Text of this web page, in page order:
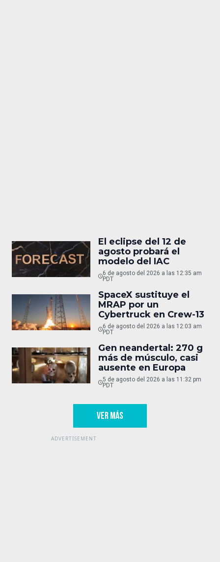
El eclipse del 12 de
agosto probará el
modelo del IAC
6 de agosto del 2026 a las 12:35 am
PDT
SpaceX sustituye el
MRAP por un
Cybertruck en Crew-13
6 de agosto del 2026 a las 12:03 am
PDT
Gen neandertal: 270 g
más de músculo, casi
ausente en Europa
5 de agosto del 2026 a las 11:32 pm
PDT
VER MÁS